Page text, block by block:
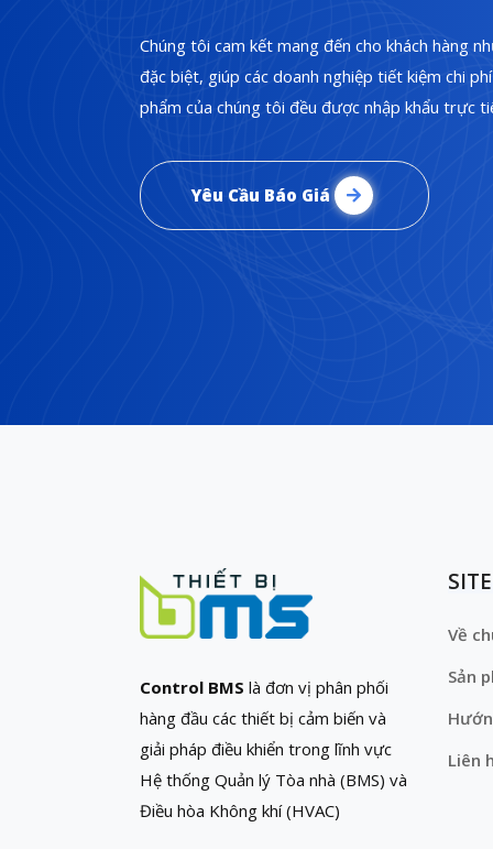
Chúng tôi cam kết mang đến cho khách hàng
đặc biệt, giúp các doanh nghiệp tiết kiệm chi
phẩm của chúng tôi đều được nhập khẩu trực
Yêu Cầu Báo Giá
Control BMS là đơn vị phân phối
hàng đầu các thiết bị cảm biến và
giải pháp điều khiển trong lĩnh vực
Hệ thống Quản lý Tòa nhà (BMS) và
Điều hòa Không khí (HVAC)
Về
Sản
Liên